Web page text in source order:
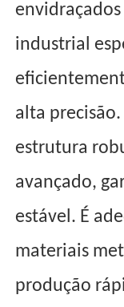
industrial
alta
estrutura
avançado,
estável. É
materiais
produção